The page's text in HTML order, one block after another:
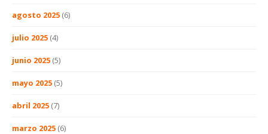
agosto 2025 (6)
julio 2025 (4)
junio 2025 (5)
mayo 2025 (5)
abril 2025 (7)
marzo 2025 (6)